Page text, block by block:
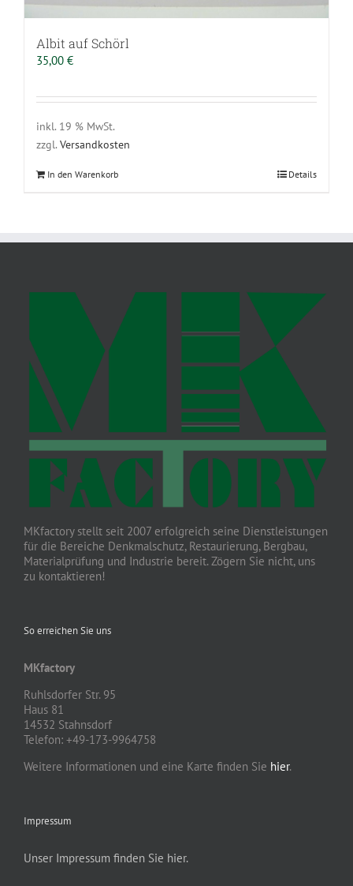
Albit auf Schörl
35,00 €
inkl. 19 % MwSt.
zzgl. Versandkosten
In den Warenkorb Details
MKfactory stellt seit 2007 erfolgreich seine Dienstleistungen
für die Bereiche Denkmalschutz, Restaurierung, Bergbau,
Materialprüfung und Industrie bereit. Zögern Sie nicht, uns
zu kontaktieren!
So erreichen Sie uns
MKfactory
Ruhlsdorfer Str. 95
Haus 81
14532 Stahnsdorf
Telefon: +49-173-9964758
Weitere Informationen und eine Karte finden Sie hier.
Impressum
Unser Impressum finden Sie hier.